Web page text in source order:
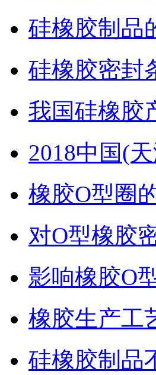
硅橡胶制品
硅橡胶密封
我国硅橡胶
2018中国(
橡胶O型圈
对O型橡胶
影响橡胶O
橡胶生产工
硅橡胶制品